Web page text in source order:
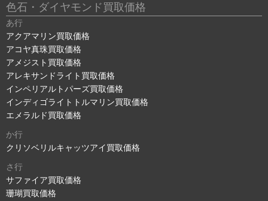
色石・ダイヤモンド買取価格
あ行
アクアマリン買取価格
アコヤ真珠買取価格
アメジスト買取価格
アレキサンドライト買取価格
インペリアルトパーズ買取価格
インディゴライトトルマリン買取価格
エメラルド買取価格
か行
クリソベリルキャッツアイ買取価格
さ行
サファイア買取価格
珊瑚買取価格